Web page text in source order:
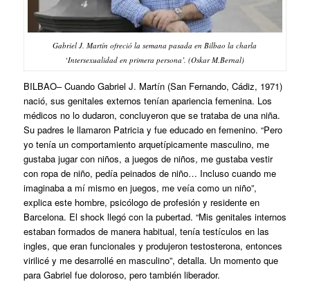
Gabriel J. Martín ofreció la semana pasada en Bilbao la charla
‘Intersexualidad en primera persona’. (Oskar M.Bernal)
BILBAO– Cuando Gabriel J. Martín (San Fernando, Cádiz, 1971)
nació, sus genitales externos tenían apariencia femenina. Los
médicos no lo dudaron, concluyeron que se trataba de una niña.
Su padres le llamaron Patricia y fue educado en femenino. “Pero
yo tenía un comportamiento arquetípicamente masculino, me
gustaba jugar con niños, a juegos de niños, me gustaba vestir
con ropa de niño, pedía peinados de niño… Incluso cuando me
imaginaba a mí mismo en juegos, me veía como un niño”,
explica este hombre, psicólogo de profesión y residente en
Barcelona. El shock llegó con la pubertad. “Mis genitales internos
estaban formados de manera habitual, tenía testículos en las
ingles, que eran funcionales y produjeron testosterona, entonces
virilicé y me desarrollé en masculino”, detalla. Un momento que
para Gabriel fue doloroso, pero también liberador.